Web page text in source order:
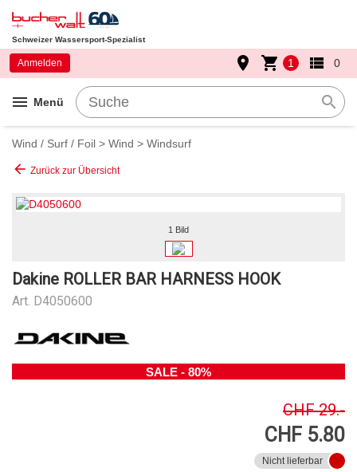
Schweizer Wassersport-Spezialist
menu Menü search
Anmelden place shopping_cart 1 view_list 0
Wind / Surf / Foil > Wind > Windsurf
arrow_back Zurück zur Übersicht
1 Bild
Dakine ROLLER BAR HARNESS HOOK
Art. D4050600
SALE - 80%
CHF 29.-
CHF 5.80
Nicht lieferbar